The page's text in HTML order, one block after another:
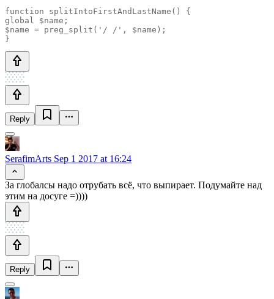
function splitIntoFirstAndLastName() {
global $name;
$name = preg_split('/ /', $name);
}
Reply
SerafimArts Sep 1 2017 at 16:24
За глобалсы надо отрубать всё, что выпирает. Подумайте над
этим на досуге =))))
Reply